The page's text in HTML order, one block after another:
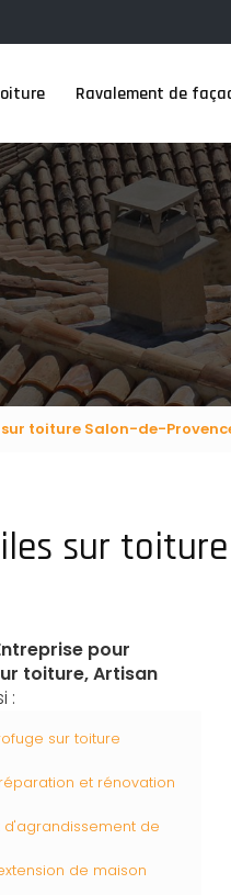
Ravalement de
toiture Salon-de-
sur
pour
toiture, Artisan
:
sur toiture
et rénovation
d'agrandissement de
de maison